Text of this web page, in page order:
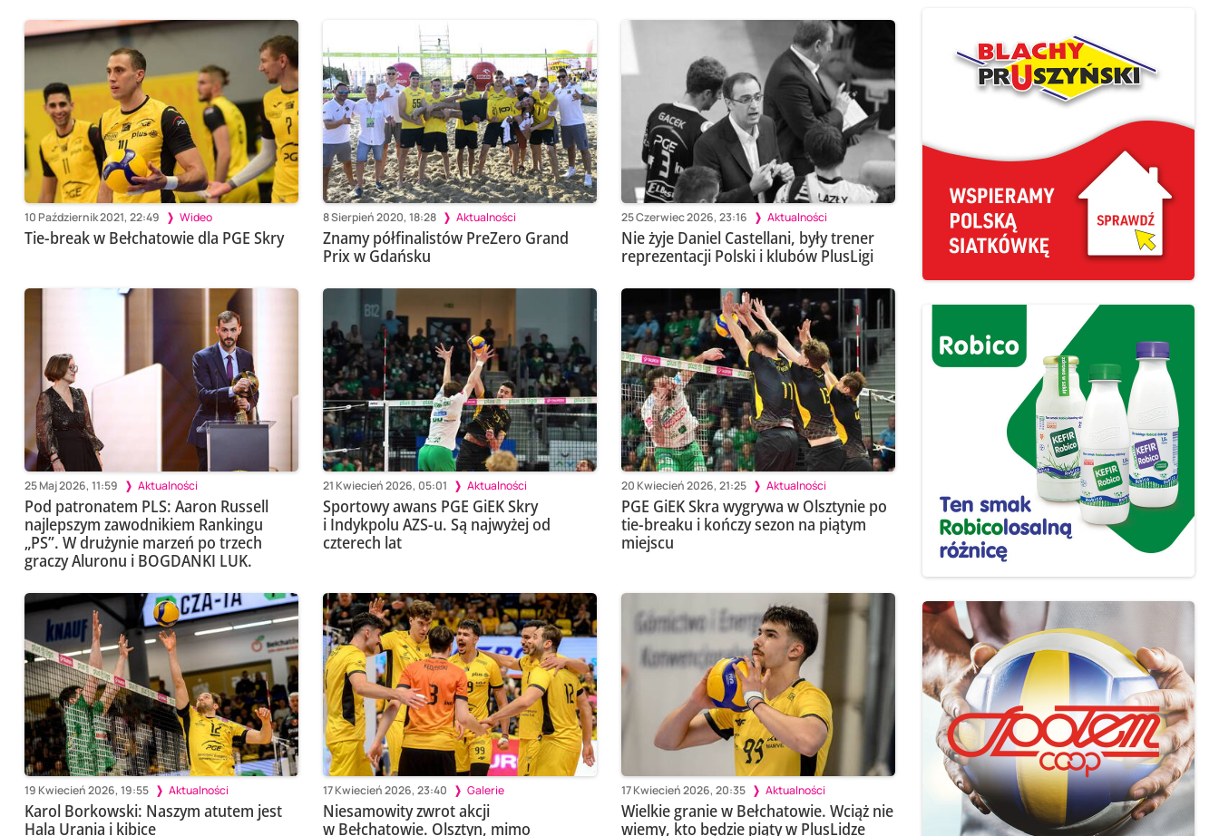
10 Październik 2021, 22:49 Wideo
Tie-break w Bełchatowie dla PGE Skry
8 Sierpień 2020, 18:28 Aktualności
Znamy półfinalistów PreZero Grand
Prix w Gdańsku
25 Czerwiec 2026, 23:16 Aktualności
Nie żyje Daniel Castellani, były trener
reprezentacji Polski i klubów PlusLigi
25 Maj 2026, 11:59 Aktualności
Pod patronatem PLS: Aaron Russell
najlepszym zawodnikiem Rankingu
„PS”. W drużynie marzeń po trzech
graczy Aluronu i BOGDANKI LUK.
21 Kwiecień 2026, 05:01 Aktualności
Sportowy awans PGE GiEK Skry
i Indykpolu AZS-u. Są najwyżej od
czterech lat
20 Kwiecień 2026, 21:25 Aktualności
PGE GiEK Skra wygrywa w Olsztynie po
tie-breaku i kończy sezon na piątym
miejscu
19 Kwiecień 2026, 19:55 Aktualności
Karol Borkowski: Naszym atutem jest
Hala Urania i kibice
17 Kwiecień 2026, 23:40 Galerie
Niesamowity zwrot akcji
w Bełchatowie. Olsztyn, mimo
17 Kwiecień 2026, 20:35 Aktualności
Wielkie granie w Bełchatowie. Wciąż nie
wiemy, kto będzie piąty w PlusLidze